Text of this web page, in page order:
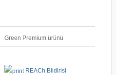
Green Premium ürünü
REACh Bildirisi